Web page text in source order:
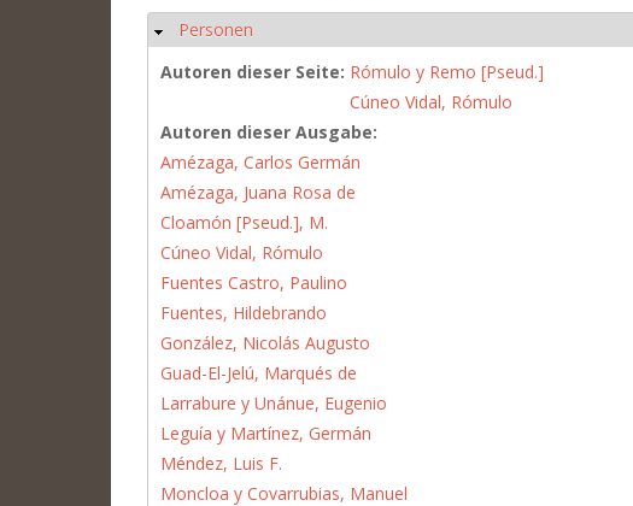
Ausblenden
Personen
Autoren dieser Seite: Rómulo y Remo [Pseud.]
Cúneo Vidal, Rómulo
Autoren dieser Ausgabe:
Amézaga, Carlos Germán
Amézaga, Juana Rosa de
Cloamón [Pseud.], M.
Cúneo Vidal, Rómulo
Fuentes Castro, Paulino
Fuentes, Hildebrando
González, Nicolás Augusto
Guad-El-Jelú, Marqués de
Larrabure y Unánue, Eugenio
Leguía y Martínez, Germán
Méndez, Luis F.
Moncloa y Covarrubias, Manuel